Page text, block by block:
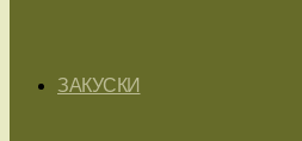
ЗАКУСКИ